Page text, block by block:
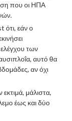
που οι ΗΠΑ
ότι, εάν ο
των
αυτό θα
αν όχι
μάλιστα,
έως και δύο